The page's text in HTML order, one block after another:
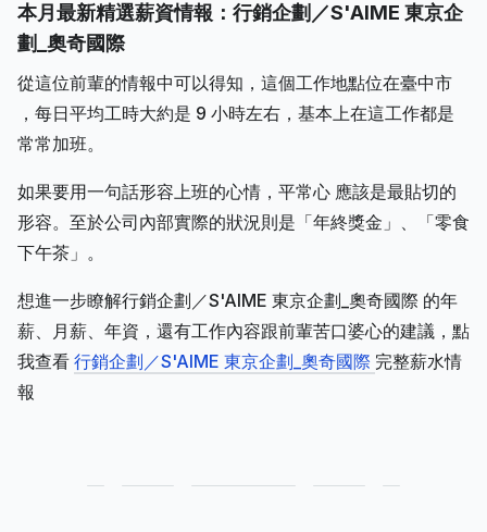
本月最新精選薪資情報：行銷企劃／S'AIME 東京企
劃_奧奇國際
從這位前輩的情報中可以得知，這個工作地點位在臺中市
，每日平均工時大約是 9 小時左右，基本上在這工作都是
常常加班。
如果要用一句話形容上班的心情，平常心 應該是最貼切的
形容。至於公司內部實際的狀況則是「年終獎金」、「零食
下午茶」。
想進一步瞭解行銷企劃／S'AIME 東京企劃_奧奇國際 的年
薪、月薪、年資，還有工作內容跟前輩苦口婆心的建議，點
我查看 行銷企劃／S'AIME 東京企劃_奧奇國際 完整薪水情
報